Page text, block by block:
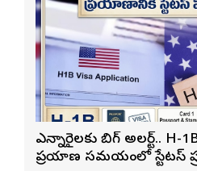
ఎన్నారైలకు బిగ్ అలర్ట్.. H-
ప్రయాణ సమయంలో స్టేటస్